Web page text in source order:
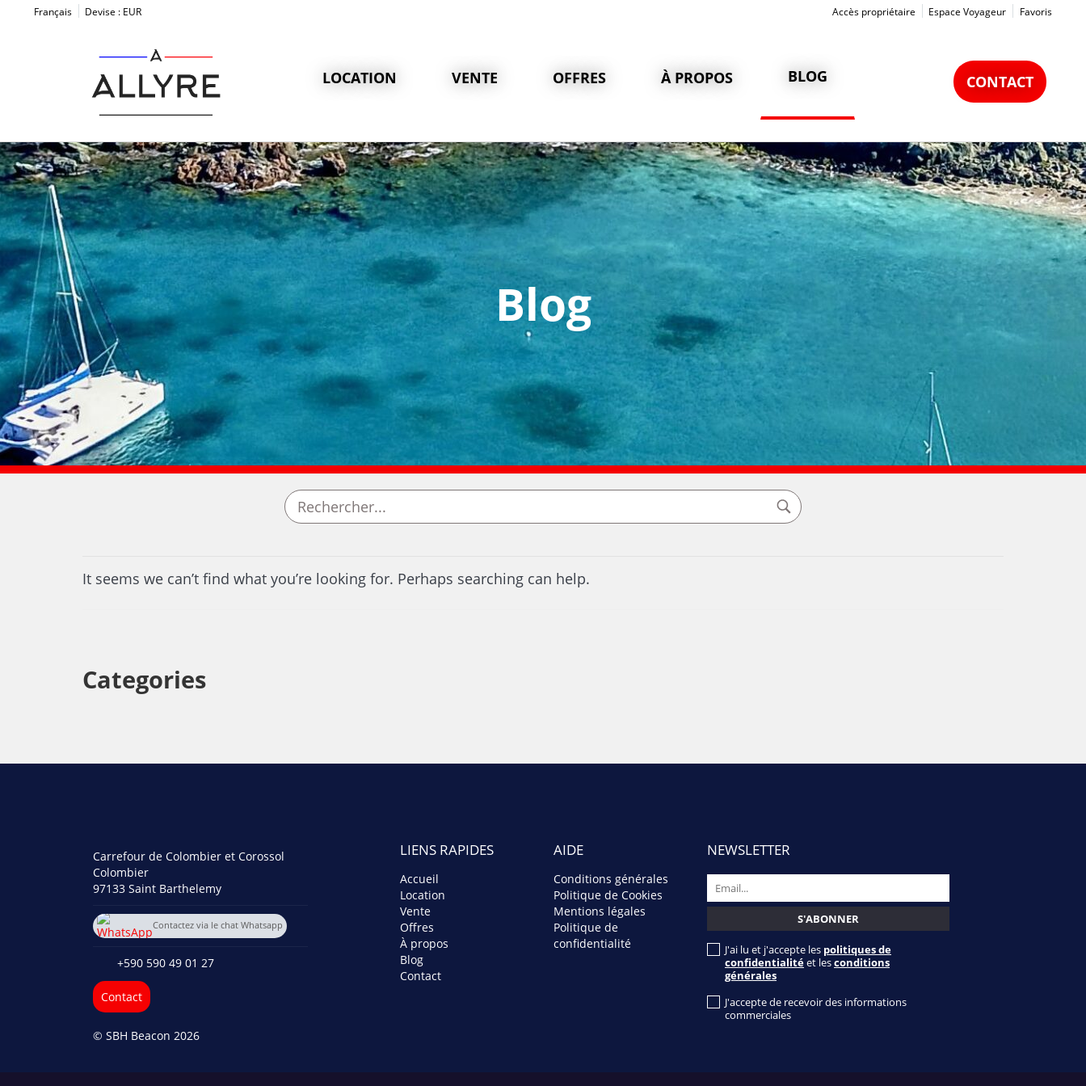
Français Devise : EUR Favoris
Espace Voyageur
Accès propriétaire
LOCATION VENTE OFFRES À PROPOS BLOG CONTACT
Blog
It seems we can’t find what you’re looking for. Perhaps searching can help.
Categories
Carrefour de Colombier et Corossol
Colombier
97133 Saint Barthelemy
Contactez via le chat Whatsapp
+590 590 49 01 27
Contact
© SBH Beacon 2026
LIENS RAPIDES
Accueil
Location
Vente
Offres
À propos
Blog
Contact
AIDE
Conditions générales
Politique de Cookies
Mentions légales
Politique de
confidentialité
NEWSLETTER
J'ai lu et j'accepte les politiques de
confidentialitéet lesconditions
générales
J'accepte de recevoir des informations
commerciales